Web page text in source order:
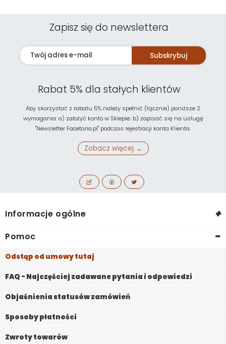
Zapisz się do newslettera
Subskrybuj
Rabat 5% dla stałych klientów
Aby skorzystać z rabatu 5% należy spełnić (łącznie) poniższe 2
wymagania: a) założyć konto w Sklepie; b) zapisać się na usługę
"Newsletter Facetaria.pl" podczas rejestracji konta Klienta.
Zobacz więcej →
Informacje ogólne +
Pomoc -
Odstąp od umowy tutaj
FAQ - Najczęściej zadawane pytania i odpowiedzi
Objaśnienia statusów zamówień
Sposoby płatności
Zwroty towarów